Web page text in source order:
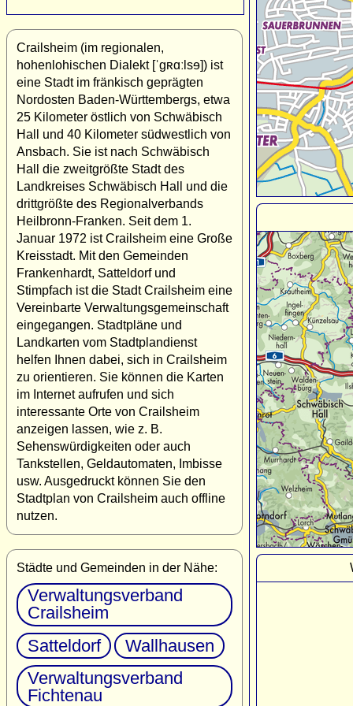
Crailsheim (im regionalen,
hohenlohischen Dialekt [ˈgʀɑːlsɘ]) ist
eine Stadt im fränkisch geprägten
Nordosten Baden-Württembergs, etwa
25 Kilometer östlich von Schwäbisch
Hall und 40 Kilometer südwestlich von
Ansbach. Sie ist nach Schwäbisch
Hall die zweitgrößte Stadt des
Landkreises Schwäbisch Hall und die
drittgrößte des Regionalverbands
Heilbronn-Franken. Seit dem 1.
Januar 1972 ist Crailsheim eine Große
Kreisstadt. Mit den Gemeinden
Frankenhardt, Satteldorf und
Stimpfach ist die Stadt Crailsheim eine
Vereinbarte Verwaltungsgemeinschaft
eingegangen. Stadtpläne und
Landkarten vom Stadtplandienst
helfen Ihnen dabei, sich in Crailsheim
zu orientieren. Sie können die Karten
im Internet aufrufen und sich
interessante Orte von Crailsheim
anzeigen lassen, wie z. B.
Sehenswürdigkeiten oder auch
Tankstellen, Geldautomaten, Imbisse
usw. Ausgedruckt können Sie den
Stadtplan von Crailsheim auch offline
nutzen.
Städte und Gemeinden in der Nähe:
Verwaltungsverband
Crailsheim
Satteldorf
Wallhausen
Verwaltungsverband
Fichtenau